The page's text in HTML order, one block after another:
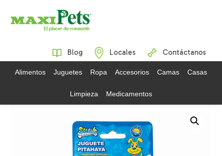
Blog Locales Contáctanos
Alimentos Juguetes Ropa Accesorios Camas Casas
Limpieza Medicamentos